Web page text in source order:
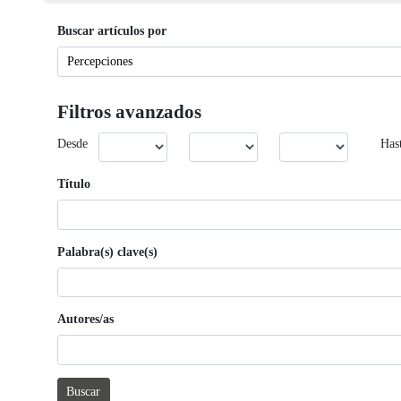
Buscar artículos por
Filtros avanzados
Desde
Título
Palabra(s) clave(s)
Autores/as
Buscar